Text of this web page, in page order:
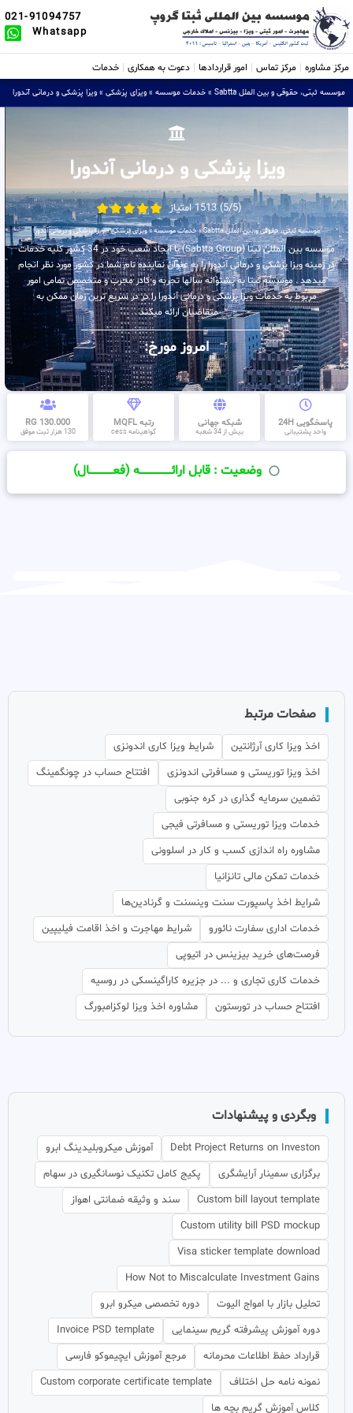
021-91094757
Whatsapp
مرکز مشاوره مرکز تماس امور قراردادها دعوت به همکاری خدمات
موسسه ثبتی، حقوقی و بین الملل Sabtta » خدمات موسسه » ویزای پزشکی » ویزا پزشکی و درمانی آندورا
ویزا پزشکی و درمانی آندورا
(5/5) 1513 امتیاز
موسسه ثبتی، حقوقی و بین الملل Sabtta » خدمات موسسه»ویزای پزشکی»ویزا پزشکی و درمانی آندورا
موسسه بین المللی ثبتا (Sabtta Group) با ایجاد شعب خود در 34 کشور کلیه خدمات
در زمینه ویزا پزشکی و درمانی آندورا را به عنوان نماینده تام شما در کشور مورد نظر انجام
میدهد . موسسه ثبتا به پشتوانه سالها تجربه و کادر مجرب و متخصص تمامی امور
مربوط به خدمات ویزا پزشکی و درمانی آندورا را در در سریع ترین زمان ممکن به
متقاضیان ارائه میکند .
امروز مورخ:
پاسخگویی 24H
واحد پشتیبانی
شبکه جهانی
بیش از 34 شعبه
رتبه MQFL
گواهینامه cess
130.000 RG
130 هزار ثبت موفق
وضعیت : قابل ارائــــــــــــــــــــه (فعـــــــــــــــال)
صفحات مرتبط
اخذ ویزا کاری آرژانتین
شرایط ویزا کاری اندونزی
اخذ ویزا توریستی و مسافرتی اندونزی
افتتاح حساب در چونگمینگ
تضمین سرمایه گذاری در کره جنوبی
خدمات ویزا توریستی و مسافرتی فیجی
مشاوره راه اندازی کسب و کار در اسلوونی
خدمات تمکن مالی تانزانیا
شرایط اخذ پاسپورت سنت وینسنت و گرنادین‌ها
خدمات اداری سفارت نائورو
شرایط مهاجرت و اخذ اقامت فیلیپین
فرصت‌های خرید بیزینس در اتیوپی
خدمات کاری تجاری و ... در جزیره کاراگینسکی در روسیه
افتتاح حساب در تورستون
مشاوره اخذ ویزا لوکزامبورگ
وبگردی و پیشنهادات
Debt Project Returns on Investon
آموزش میکروبلیدینگ ابرو
برگزاری سمینار آرایشگری
پکیج کامل تکنیک نوسانگیری در سهام
Custom bill layout template
سند و وثیقه ضمانتی اهواز
Custom utility bill PSD mockup
Visa sticker template download
How Not to Miscalculate Investment Gains
تحلیل بازار با امواج الیوت
دوره تخصصی میکرو ابرو
دوره آموزش پیشرفته گریم سینمایی
Invoice PSD template
قرارداد حفظ اطلاعات محرمانه
مرجع آموزش ایچیموکو فارسی
نمونه نامه حل اختلاف
Custom corporate certificate template
کلاس آموزش گریم بچه ها